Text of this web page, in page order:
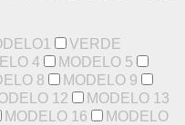
VERDE
4
MODELO 5
8
MODELO 9
12
MODELO 13
MODELO 16
MODELO